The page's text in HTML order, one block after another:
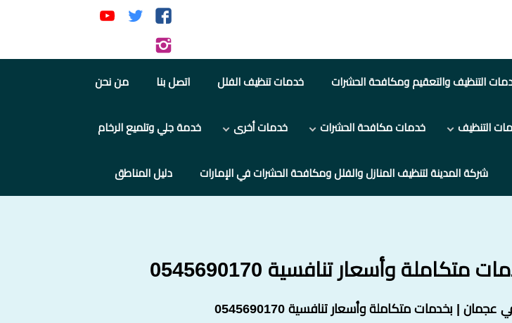
تابعنا
فيسبوك
تابعنا
تويتر يوتيوب
إنستجرام
التنظيف والتعقيم ومكافحة الحشرات خدمات تنظيف الفلل اتصل بنا من نحن
التنظيف خدمات مكافحة الحشرات خدمات أخرى خدمة جلي وتلميع الرخام
شركة المدينة لتنظيف المنازل والفلل ومكافحة الحشرات في الإمارات دليل المناطق
وأسعار تنافسية 0545690170
| بخدمات متكاملة وأسعار تنافسية 0545690170